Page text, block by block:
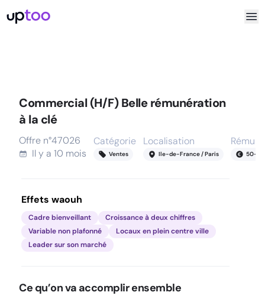
Commercial (H/F) Belle rémunération
à la clé
Offre n°47026
Il y a 10 mois
Catégorie
Ventes
Localisation
Ile-de-France / Paris 50-
Effets waouh
Cadre bienveillant
Croissance à deux chiffres
Variable non plafonné
Locaux en plein centre ville
Leader sur son marché
Ce qu’on va accomplir ensemble